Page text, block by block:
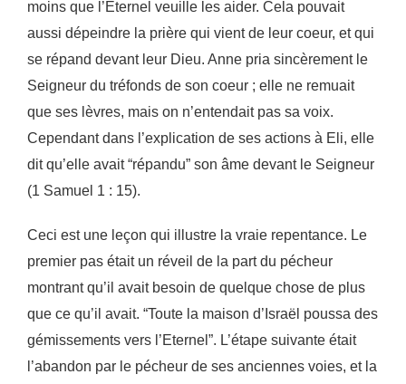
moins que l’Eternel veuille les aider. Cela pouvait
aussi dépeindre la prière qui vient de leur coeur, et qui
se répand devant leur Dieu. Anne pria sincèrement le
Seigneur du tréfonds de son coeur ; elle ne remuait
que ses lèvres, mais on n’entendait pas sa voix.
Cependant dans l’explication de ses actions à Eli, elle
dit qu’elle avait “répandu” son âme devant le Seigneur
(1 Samuel 1 : 15).
Ceci est une leçon qui illustre la vraie repentance. Le
premier pas était un réveil de la part du pécheur
montrant qu’il avait besoin de quelque chose de plus
que ce qu’il avait. “Toute la maison d’Israël poussa des
gémissements vers l’Eternel”. L’étape suivante était
l’abandon par le pécheur de ses anciennes voies, et la